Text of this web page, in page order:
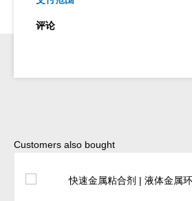
评论
Skip product gallery
Customers also bought